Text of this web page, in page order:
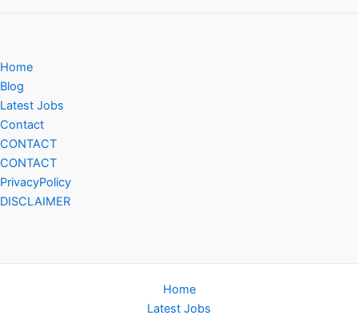
Home
Blog
Latest Jobs
Contact
CONTACT
CONTACT
PrivacyPolicy
DISCLAIMER
Home
Latest Jobs